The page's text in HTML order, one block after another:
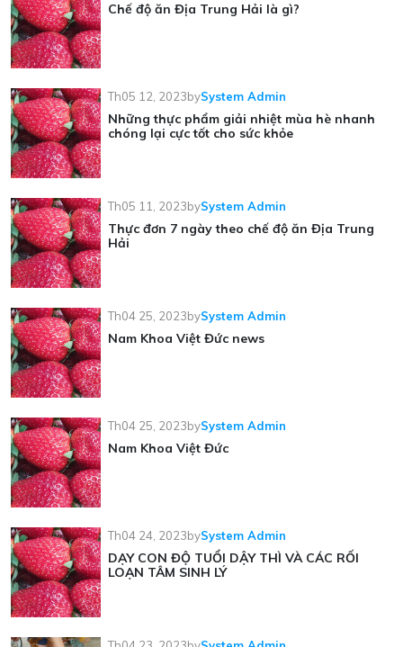
Chế độ ăn Địa Trung Hải là gì?
Th05 12, 2023bySystem Admin
Những thực phẩm giải nhiệt mùa hè nhanh
chóng lại cực tốt cho sức khỏe
Th05 11, 2023bySystem Admin
Thực đơn 7 ngày theo chế độ ăn Địa Trung
Hải
Th04 25, 2023bySystem Admin
Nam Khoa Việt Đức news
Th04 25, 2023bySystem Admin
Nam Khoa Việt Đức
Th04 24, 2023bySystem Admin
DẠY CON ĐỘ TUỔI DẬY THÌ VÀ CÁC RỐI
LOẠN TÂM SINH LÝ